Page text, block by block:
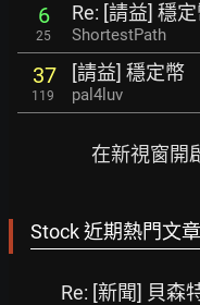
6
25
Re: [請益] 穩
ShortestPath
37
119
[請益] 穩定幣
pal4luv
在新視窗開
Stock 近期熱門文章
Re: [新聞] 貝森